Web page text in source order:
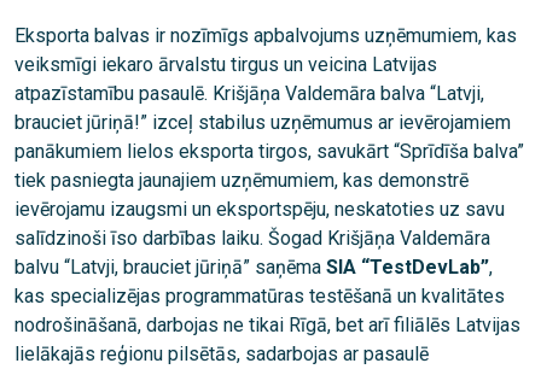
Eksporta balvas ir nozīmīgs apbalvojums uzņēmumiem, kas
veiksmīgi iekaro ārvalstu tirgus un veicina Latvijas
atpazīstamību pasaulē. Krišjāņa Valdemāra balva “Latvji,
brauciet jūriņā!” izceļ stabilus uzņēmumus ar ievērojamiem
panākumiem lielos eksporta tirgos, savukārt “Sprīdīša balva”
tiek pasniegta jaunajiem uzņēmumiem, kas demonstrē
ievērojamu izaugsmi un eksportspēju, neskatoties uz savu
salīdzinoši īso darbības laiku. Šogad Krišjāņa Valdemāra
balvu “Latvji, brauciet jūriņā” saņēma SIA “TestDevLab”,
kas specializējas programmatūras testēšanā un kvalitātes
nodrošināšanā, darbojas ne tikai Rīgā, bet arī filiālēs Latvijas
lielākajās reģionu pilsētās, sadarbojas ar pasaulē